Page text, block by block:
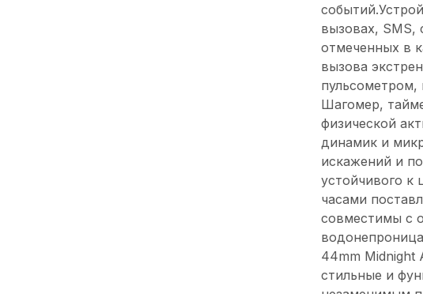
вызовах, SMS,
отмеченных в
вызова
пульсометром,
Шагомер,
физической
динамик и
искажений и
устойчивого к
часами
совместимы с
44mm Midnight
стильные и